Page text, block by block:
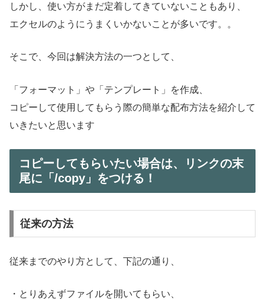
しかし、使い方がまだ定着してきていないこともあり、
エクセルのようにうまくいかないことが多いです。。
そこで、今回は解決方法の一つとして、
「フォーマット」や「テンプレート」を作成、
コピーして使用してもらう際の簡単な配布方法を紹介して
いきたいと思います
コピーしてもらいたい場合は、リンクの末
尾に「/copy」をつける！
従来の方法
従来までのやり方として、下記の通り、
・とりあえずファイルを開いてもらい、